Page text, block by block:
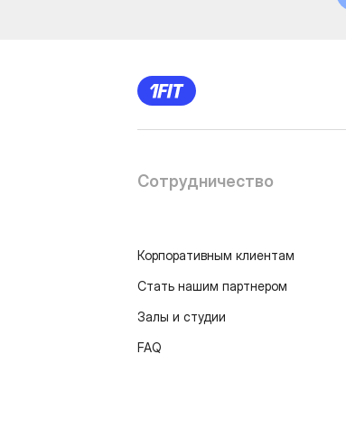
Сотрудничество
Корпоративным клиентам
Стать нашим партнером
Залы и студии
FAQ